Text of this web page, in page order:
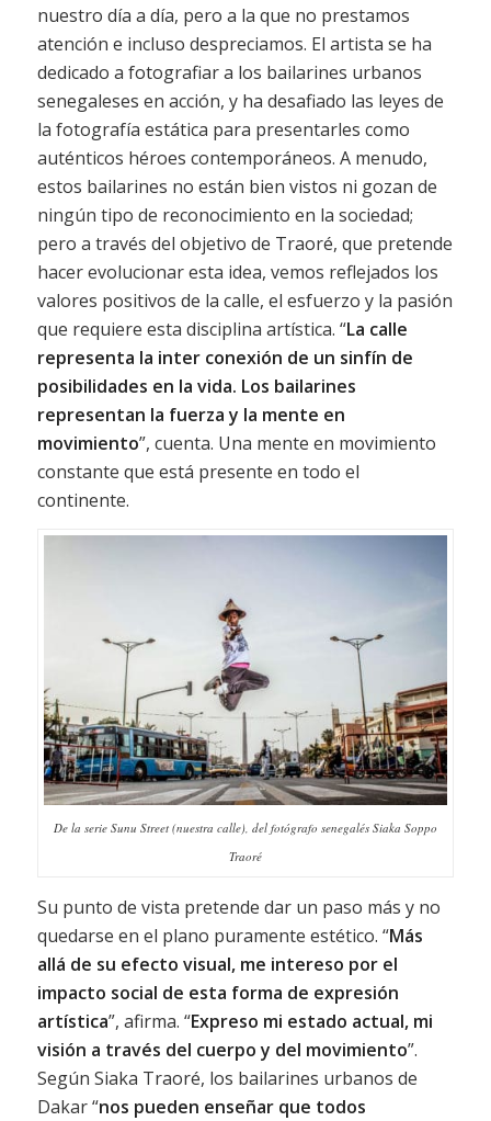
nuestro día a día, pero a la que no prestamos
atención e incluso despreciamos. El artista se ha
dedicado a fotografiar a los bailarines urbanos
senegaleses en acción, y ha desafiado las leyes de
la fotografía estática para presentarles como
auténticos héroes contemporáneos. A menudo,
estos bailarines no están bien vistos ni gozan de
ningún tipo de reconocimiento en la sociedad;
pero a través del objetivo de Traoré, que pretende
hacer evolucionar esta idea, vemos reflejados los
valores positivos de la calle, el esfuerzo y la pasión
que requiere esta disciplina artística. “La calle
representa la inter conexión de un sinfín de
posibilidades en la vida. Los bailarines
representan la fuerza y la mente en
movimiento”, cuenta. Una mente en movimiento
constante que está presente en todo el
continente.
De la serie Sunu Street (nuestra calle), del fotógrafo senegalés Siaka Soppo
Traoré
Su punto de vista pretende dar un paso más y no
quedarse en el plano puramente estético. “Más
allá de su efecto visual, me intereso por el
impacto social de esta forma de expresión
artística”, afirma. “Expreso mi estado actual, mi
visión a través del cuerpo y del movimiento”.
Según Siaka Traoré, los bailarines urbanos de
Dakar “nos pueden enseñar que todos